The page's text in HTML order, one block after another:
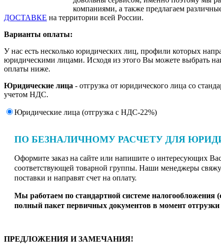
компаниями, а также предлагаем
ДОСТАВКЕ на территории всей России.
Варианты оплаты:
У нас есть несколько юридических лиц, профили которых
юридическими лицами. Исходя из этого Вы можете выбрать
оплаты ниже.
Юридические лица - отгрузка от юридического лица со
учетом НДС.
Юридические лица (отгрузка c НДС-22%)
ПО БЕЗНАЛИЧНОМУ РАСЧЕТУ ДЛЯ
Оформите заказ на сайте или напишите о интересующих
соответствующей товарной группы. Наши менеджеры
поставки и направят счет на оплату.
Мы работаем по стандартной системе
полный пакет первичных документов в момент отгрузки
ПРЕДЛОЖЕНИЯ И ЗАМЕЧАНИЯ!